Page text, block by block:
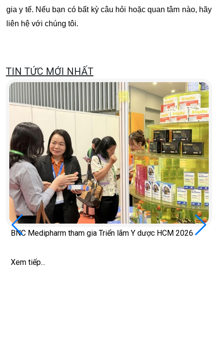
gia y tế. Nếu bạn có bất kỳ câu hỏi hoặc quan tâm nào, hãy
liên hệ với chúng tôi.
TIN TỨC MỚI NHẤT
BNC Medipharm tham gia Triển lãm Y dược HCM 2026
Xem tiếp...